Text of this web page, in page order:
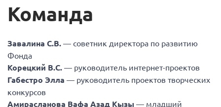
Команда
Завалина С.В. — советник директора по развитию
Фонда
Корецкий В.С. — руководитель интернет-проектов
Габестро Элла — руководитель проектов творческих
конкурсов
Амирасланова Вафа Азад Кызы — младший